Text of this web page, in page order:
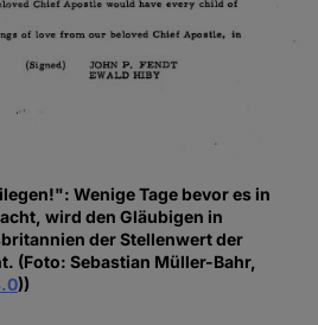
Wenige Tage bevor es in
wird den Gläubigen in
der Stellenwert der
(Foto: Sebastian Müller-Bahr,
))